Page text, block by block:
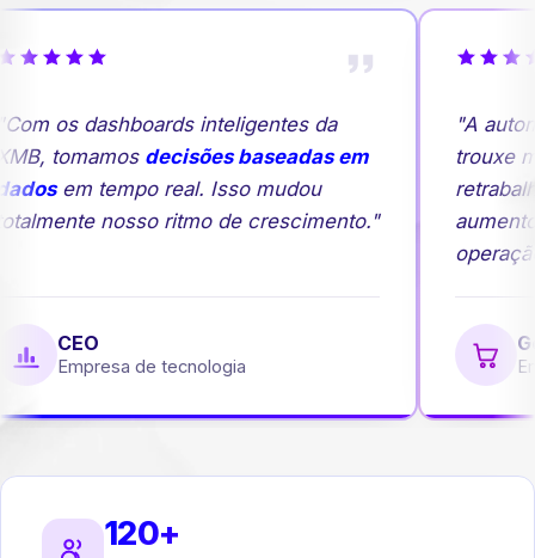
os dashboards inteligentes da
tomamosdecisões baseadas em
em tempo real. Isso mudou
nosso ritmo de crescimento."
CEO
Empresa de tecnologia
"A
trouxe
120+